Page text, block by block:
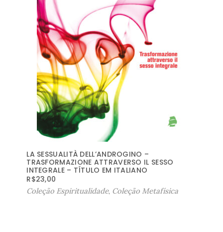
LA SESSUALITÀ DELL’ANDROGINO –
TRASFORMAZIONE ATTRAVERSO IL SESSO
INTEGRALE – TÍTULO EM ITALIANO
R$23,00
Coleção Espiritualidade, Coleção Metafísica